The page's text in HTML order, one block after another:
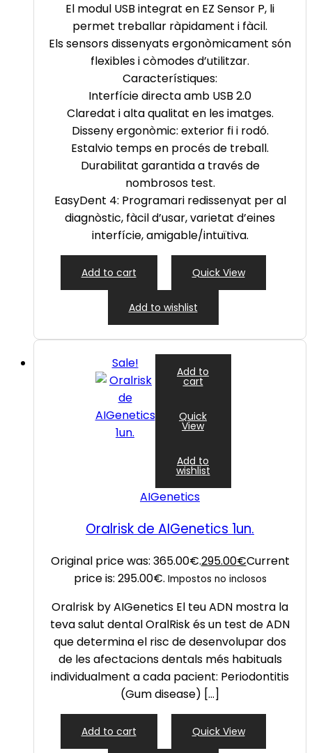
El modul USB integrat en EZ Sensor P, li
permet treballar ràpidament i fàcil.
Els sensors dissenyats ergonòmicament són
flexibles i còmodes d’utilitzar.
Característiques:
Interfície directa amb USB 2.0
Claredat i alta qualitat en les imatges.
Disseny ergonòmic: exterior fi i rodó.
Estalvio temps en procés de treball.
Durabilitat garantida a través de
nombrosos test.
EasyDent 4: Programari redissenyat per al
diagnòstic, fàcil d’usar, varietat d’eines
interfície, amigable/intuïtiva.
Add to cart Quick View
Add to wishlist
Sale!
Add to
cart
Quick
View
Add to
wishlist
AIGenetics
Oralrisk de AIGenetics 1un.
Original price was: 365.00€.295.00€Current
price is: 295.00€. Impostos no inclosos
Oralrisk by AIGenetics El teu ADN mostra la
teva salut dental OralRisk és un test de ADN
que determina el risc de desenvolupar dos
de les afectacions dentals més habituals
individualment a cada pacient: Periodontitis
(Gum disease) […]
Add to cart Quick View